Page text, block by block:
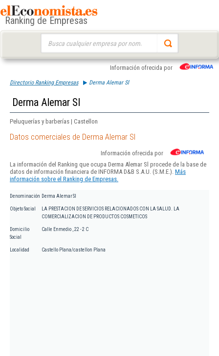
Ranking de Empresas
Información ofrecida por
Directorio Ranking Empresas Derma Alemar Sl
Derma Alemar Sl
Peluquerías y barberías | Castellon
Datos comerciales de Derma Alemar Sl
Información ofrecida por
La información del Ranking que ocupa Derma Alemar Sl procede de la base de
datos de información financiera de INFORMA D&B S.A.U. (S.M.E.). Más
información sobre el Ranking de Empresas.
Denominación Derma Alemar Sl
Objeto Social
LA PRESTACION DE SERVICIOS RELACIONADOS CON LA SALUD. LA
COMERCIALIZACION DE PRODUCTOS COSMETICOS
Domicilio
Social
Calle Enmedio , 22 - 2 C
Localidad Castello Plana/castellon Plana